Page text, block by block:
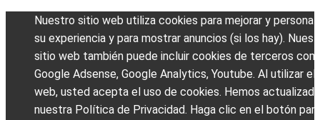
Nuestro sitio web utiliza cookies para mejorar y
su experiencia y para mostrar anuncios (si los hay).
sitio web también puede incluir cookies de terceros
Google Adsense, Google Analytics, Youtube. Al utilizar el
web, usted acepta el uso de cookies. Hemos actualizado
nuestra Política de Privacidad. Haga clic en el botón para